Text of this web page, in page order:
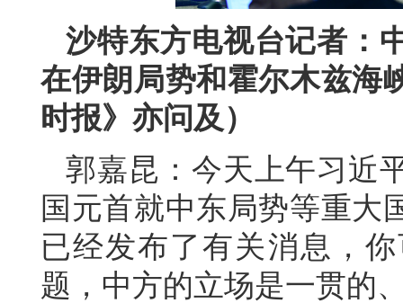
沙特东方电视台记者：
在伊朗局势和霍尔木兹海
时报》亦问及）
郭嘉昆：今天上午习近
国元首就中东局势等重大
已经发布了有关消息，
题，中方的立场是一贯的